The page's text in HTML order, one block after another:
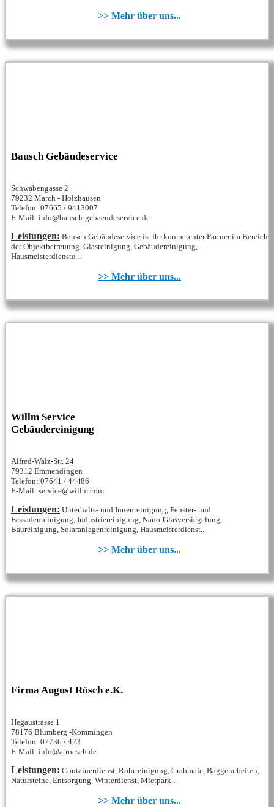
>> Mehr über uns...
Bausch Gebäudeservice
Schwabengasse 2
79232 March - Holzhausen
Telefon: 07665 / 9413007
E-Mail: info@bausch-gebaeudeservice.de
Leistungen: Bausch Gebäudeservice ist Ihr kompetenter Partner im Bereich
der Objektbetreuung. Glasreinigung, Gebäudereinigung,
Hausmeisterdienste...
>> Mehr über uns...
Willm Service
Gebäudereinigung
Alfred-Walz-Str. 24
79312 Emmendingen
Telefon: 07641 / 44486
E-Mail: service@willm.com
Leistungen: Unterhalts- und Innenreinigung, Fenster- und
Fassadenreinigung, Industriereinigung, Nano-Glasversiegelung,
Baureinigung, Solaranlagenreinigung, Hausmeisterdienst...
>> Mehr über uns...
Firma August Rösch e.K.
Hegaustrasse 1
78176 Blumberg -Kommingen
Telefon: 07736 / 423
E-Mail: info@a-roesch.de
Leistungen: Containerdienst, Rohrreinigung, Grabmale, Baggerarbeiten,
Natursteine, Entsorgung, Winterdienst, Mietpark...
>> Mehr über uns...